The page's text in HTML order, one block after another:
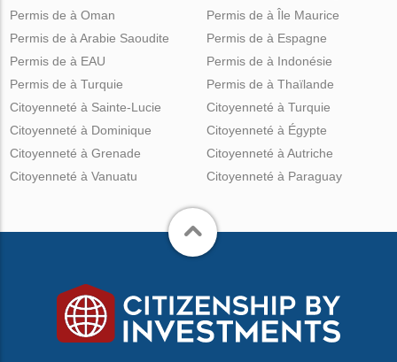
Permis de à Oman
Permis de à Arabie Saoudite
Permis de à EAU
Permis de à Turquie
Permis de à Île Maurice
Permis de à Espagne
Permis de à Indonésie
Permis de à Thaïlande
Citoyenneté à Sainte-Lucie
Citoyenneté à Dominique
Citoyenneté à Grenade
Citoyenneté à Vanuatu
Citoyenneté à Turquie
Citoyenneté à Égypte
Citoyenneté à Autriche
Citoyenneté à Paraguay